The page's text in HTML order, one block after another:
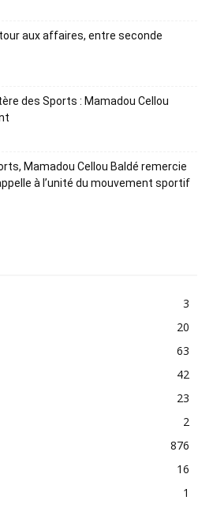
aux affaires, entre seconde
des Sports : Mamadou Cellou
Mamadou Cellou Baldé remercie
à l’unité du mouvement sportif
3
20
63
42
23
2
876
16
1